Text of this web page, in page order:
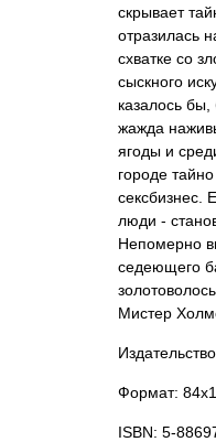
скрывает
отразилась
схватке со
сыскного
казалось
жажда
ягоды и
городе
сексбизнес.
люди -
Непомерно
седеющего
Мистер
Формат:
ISBN: 5-